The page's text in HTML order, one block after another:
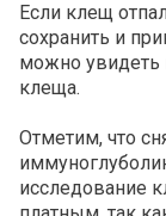
Если клещ
сохранить и
можно увидеть
клеща.
Отметим, что
исследование